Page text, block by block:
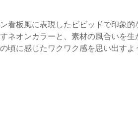
看板風に表現したビビッドで印象的
ネオンカラーと、素材の風合いを
頃に感じたワクワク感を思い出すよ